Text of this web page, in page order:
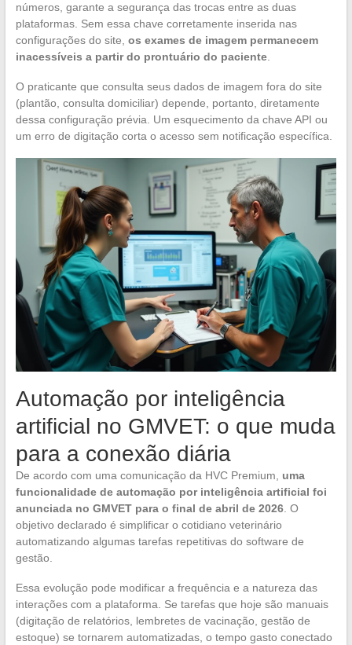
números, garante a segurança das trocas entre as duas
plataformas. Sem essa chave corretamente inserida nas
configurações do site, os exames de imagem permanecem
inacessíveis a partir do prontuário do paciente.
O praticante que consulta seus dados de imagem fora do site
(plantão, consulta domiciliar) depende, portanto, diretamente
dessa configuração prévia. Um esquecimento da chave API ou
um erro de digitação corta o acesso sem notificação específica.
Automação por inteligência
artificial no GMVET: o que muda
para a conexão diária
De acordo com uma comunicação da HVC Premium, uma
funcionalidade de automação por inteligência artificial foi
anunciada no GMVET para o final de abril de 2026. O
objetivo declarado é simplificar o cotidiano veterinário
automatizando algumas tarefas repetitivas do software de
gestão.
Essa evolução pode modificar a frequência e a natureza das
interações com a plataforma. Se tarefas que hoje são manuais
(digitação de relatórios, lembretes de vacinação, gestão de
estoque) se tornarem automatizadas, o tempo gasto conectado